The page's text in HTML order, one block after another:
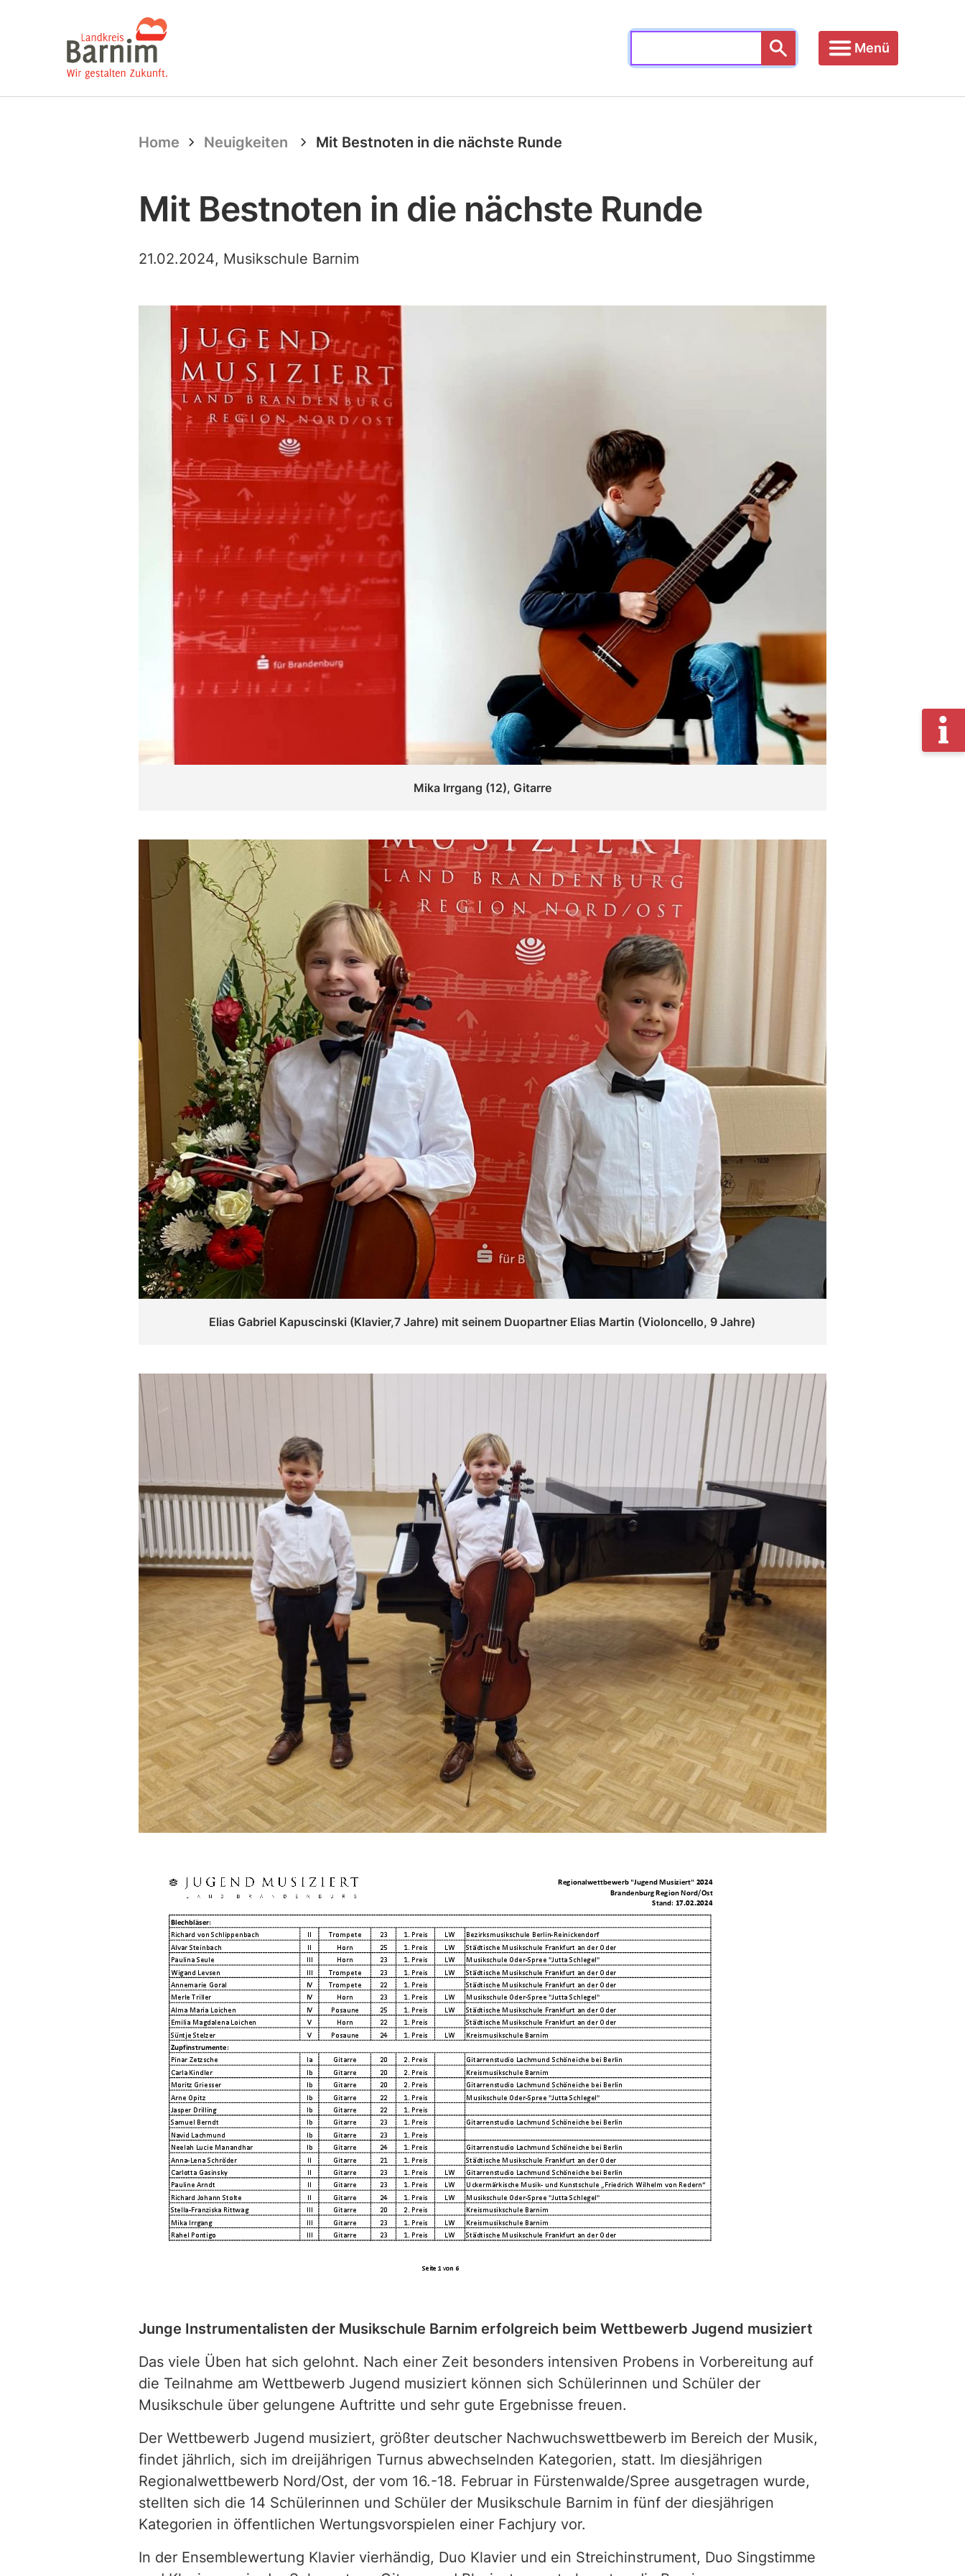
Menü
Home Neuigkeiten Mit Bestnoten in die nächste Runde
Mit Bestnoten in die nächste Runde
21.02.2024, Musikschule Barnim
Mika Irrgang (12), Gitarre
Elias Gabriel Kapuscinski (Klavier,7 Jahre) mit seinem Duopartner Elias Martin (Violoncello, 9 Jahre)
Junge Instrumentalisten der Musikschule Barnim erfolgreich beim Wettbewerb Jugend musiziert
Das viele Üben hat sich gelohnt. Nach einer Zeit besonders intensiven Probens in Vorbereitung auf
die Teilnahme am Wettbewerb Jugend musiziert können sich Schülerinnen und Schüler der
Musikschule über gelungene Auftritte und sehr gute Ergebnisse freuen.
Der Wettbewerb Jugend musiziert, größter deutscher Nachwuchswettbewerb im Bereich der Musik,
findet jährlich, sich im dreijährigen Turnus abwechselnden Kategorien, statt. Im diesjährigen
Regionalwettbewerb Nord/Ost, der vom 16.-18. Februar in Fürstenwalde/Spree ausgetragen wurde,
stellten sich die 14 Schülerinnen und Schüler der Musikschule Barnim in fünf der diesjährigen
Kategorien in öffentlichen Wertungsvorspielen einer Fachjury vor.
In der Ensemblewertung Klavier vierhändig, Duo Klavier und ein Streichinstrument, Duo Singstimme